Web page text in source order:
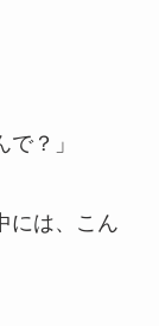
？」
には、こん